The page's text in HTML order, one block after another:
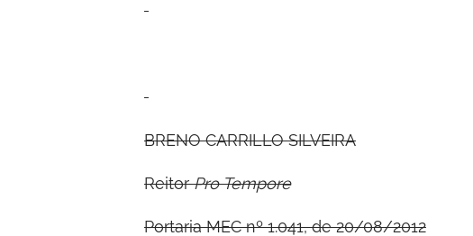
BRENOCARRILLOSILVEIRA
ReitorPro Tempore
Portaria MEC nº 1.041, de 20/08/2012